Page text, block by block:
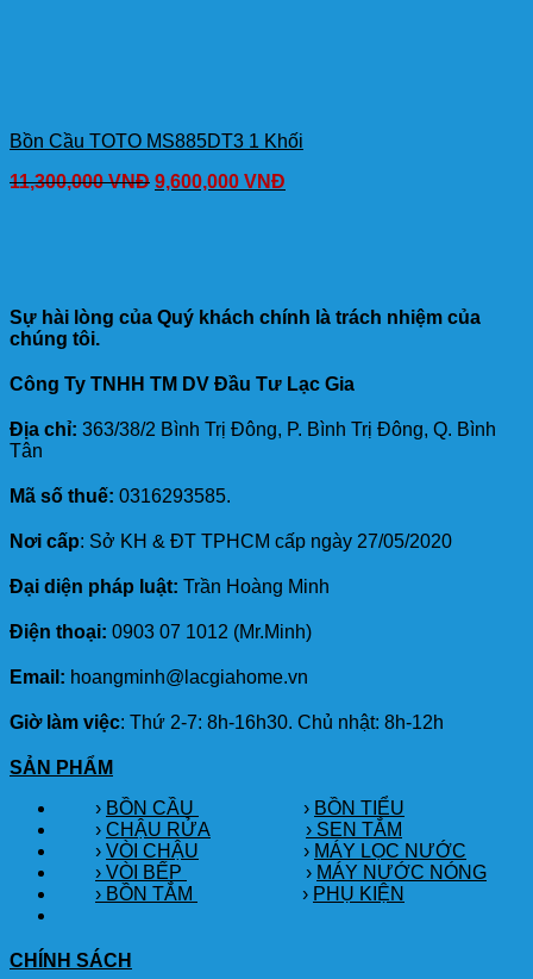
Bồn Cầu TOTO MS885DT3 1 Khối
11,300,000VNĐ 9,600,000 VNĐ
Sự hài lòng của Quý khách chính là trách nhiệm của
chúng tôi.
Công Ty TNHH TM DV Đầu Tư Lạc Gia
Địa chỉ: 363/38/2 Bình Trị Đông, P. Bình Trị Đông, Q. Bình
Tân
Mã số thuế: 0316293585.
Nơi cấp: Sở KH & ĐT TPHCM cấp ngày 27/05/2020
Đại diện pháp luật: Trần Hoàng Minh
Điện thoại: 0903 07 1012 (Mr.Minh)
Email: hoangminh@lacgiahome.vn
Giờ làm việc: Thứ 2-7: 8h-16h30. Chủ nhật: 8h-12h
SẢN PHẨM
› BỒN CẦU › BỒN TIỂU
› CHẬU RỬA
› SEN TẮM
› VÒI CHẬU › MÁY LỌC NƯỚC
› VÒI BẾP
› MÁY NƯỚC NÓNG
› BỒN TẮM
› PHỤ KIỆN
CHÍNH SÁCH